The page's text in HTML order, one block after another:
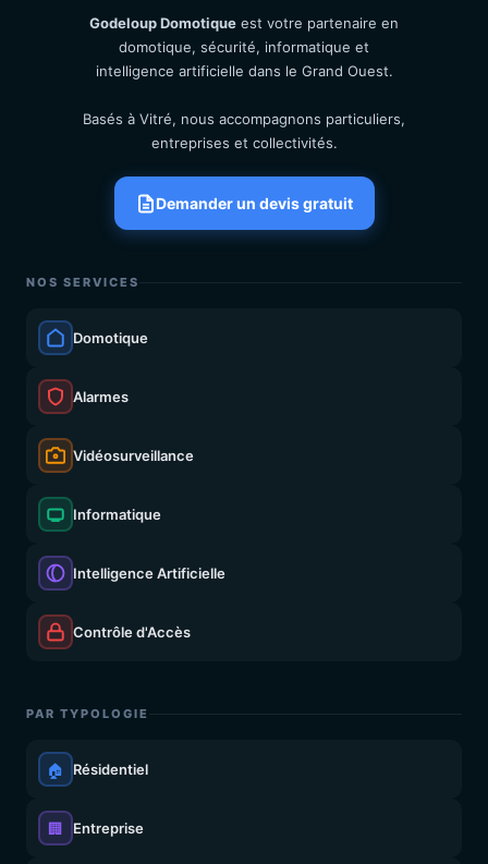
Godeloup Domotique est votre partenaire en
domotique, sécurité, informatique et
intelligence artificielle dans le Grand Ouest.
Basés à Vitré, nous accompagnons particuliers,
entreprises et collectivités.
Demander un devis gratuit
NOS SERVICES
Domotique
Alarmes
Vidéosurveillance
Informatique
Intelligence Artificielle
Contrôle d'Accès
PAR TYPOLOGIE
🏠 Résidentiel
🏢 Entreprise